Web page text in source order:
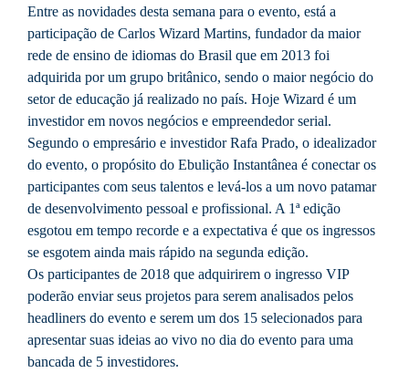
Entre as novidades desta semana para o evento, está a
participação de Carlos Wizard Martins, fundador da maior
rede de ensino de idiomas do Brasil que em 2013 foi
adquirida por um grupo britânico, sendo o maior negócio do
setor de educação já realizado no país. Hoje Wizard é um
investidor em novos negócios e empreendedor serial.
Segundo o empresário e investidor Rafa Prado, o idealizador
do evento, o propósito do Ebulição Instantânea é conectar os
participantes com seus talentos e levá-los a um novo patamar
de desenvolvimento pessoal e profissional. A 1ª edição
esgotou em tempo recorde e a expectativa é que os ingressos
se esgotem ainda mais rápido na segunda edição.
Os participantes de 2018 que adquirirem o ingresso VIP
poderão enviar seus projetos para serem analisados pelos
headliners do evento e serem um dos 15 selecionados para
apresentar suas ideias ao vivo no dia do evento para uma
bancada de 5 investidores.